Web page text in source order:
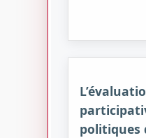
politiques